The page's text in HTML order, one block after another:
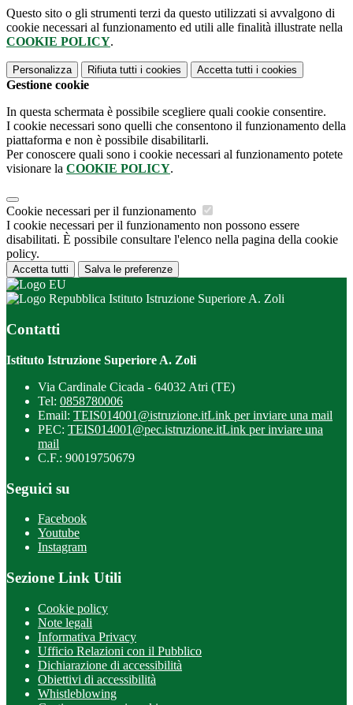
Questo sito o gli strumenti terzi da questo utilizzati si avvalgono di
cookie necessari al funzionamento ed utili alle finalità illustrate nella
COOKIE POLICY.
Personalizza Rifiuta tutti i cookies Accetta tutti i cookies
Gestione cookie
In questa schermata è possibile scegliere quali cookie consentire.
I cookie necessari sono quelli che consentono il funzionamento della
piattaforma e non è possibile disabilitarli.
Per conoscere quali sono i cookie necessari al funzionamento potete
visionare la COOKIE POLICY.
Cookie necessari per il funzionamento
I cookie necessari per il funzionamento non possono essere
disabilitati. È possibile consultare l'elenco nella pagina della cookie
policy.
Accetta tutti Salva le preferenze
Istituto Istruzione Superiore A. Zoli
Contatti
Istituto Istruzione Superiore A. Zoli
Via Cardinale Cicada - 64032 Atri (TE)
Tel: 0858780006
Email: TEIS014001@istruzione.itLink per inviare una mail
PEC: TEIS014001@pec.istruzione.itLink per inviare una
mail
C.F.: 90019750679
Seguici su
Facebook
Youtube
Instagram
Sezione Link Utili
Cookie policy
Note legali
Informativa Privacy
Ufficio Relazioni con il Pubblico
Dichiarazione di accessibilità
Obiettivi di accessibilità
Whistleblowing